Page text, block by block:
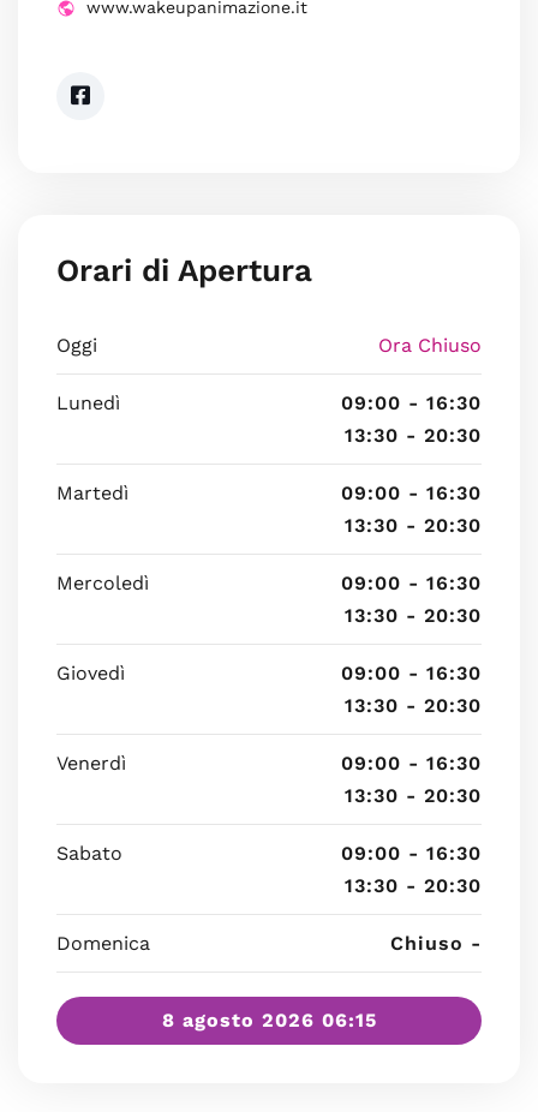
www.wakeupanimazione.it
Orari di Apertura
Oggi Ora Chiuso
Lunedì
09:00 - 16:30
13:30 - 20:30
Martedì
09:00 - 16:30
13:30 - 20:30
Mercoledì
09:00 - 16:30
13:30 - 20:30
Giovedì
09:00 - 16:30
13:30 - 20:30
Venerdì
09:00 - 16:30
13:30 - 20:30
Sabato
09:00 - 16:30
13:30 - 20:30
Domenica Chiuso -
8 agosto 2026 06:15